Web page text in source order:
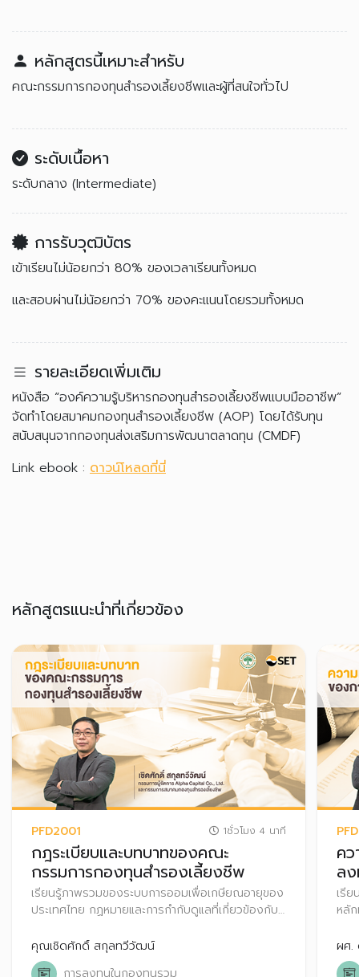
หลักสูตรนี้เหมาะสำหรับ
คณะกรรมการกองทุนสำรองเลี้ยงชีพและผู้ที่สนใจทั่วไป
ระดับเนื้อหา
ระดับกลาง (Intermediate)
การรับวุฒิบัตร
เข้าเรียนไม่น้อยกว่า 80% ของเวลาเรียนทั้งหมด
และสอบผ่านไม่น้อยกว่า 70% ของคะแนนโดยรวมทั้งหมด
รายละเอียดเพิ่มเติม
หนังสือ “องค์ความรู้บริหารกองทุนสำรองเลี้ยงชีพแบบมืออาชีพ”
จัดทำโดยสมาคมกองทุนสำรองเลี้ยงชีพ (AOP) โดยได้รับทุน
สนับสนุนจากกองทุนส่งเสริมการพัฒนาตลาดทุน (CMDF)
Link ebook : ดาวน์โหลดที่นี่
หลักสูตรแนะนำที่เกี่ยวข้อง
PFD2001 1ชั่วโมง 4 นาที
กฎระเบียบและบทบาทของคณะ
กรรมการกองทุนสำรองเลี้ยงชีพ
เรียนรู้ภาพรวมของระบบการออมเพื่อเกษียณอายุของ
ประเทศไทย กฏหมายและการกำกับดูแลที่เกี่ยวข้องกับ
คุณเชิดศักดิ์ สกุลทวีวัฒน์
ค
ล
เรี
หลั
ผศ.